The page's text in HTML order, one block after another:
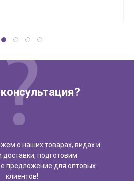
о наших товарах, видах и
доставки, подготовим
предложение для оптовых
клиентов!